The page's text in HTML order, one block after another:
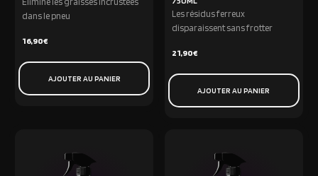
dans le pneu
16,90€
AJOUTER AU PANIER
Les résidus ferreux
disparaissent sans frotter
21,90€
AJOUTER AU PANIER